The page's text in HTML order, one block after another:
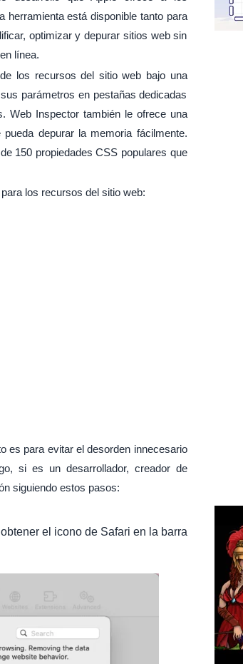
herramienta está disponible tanto para
optimizar y depurar sitios web sin
línea.
los recursos del sitio web bajo una
parámetros en pestañas dedicadas
Web Inspector también le ofrece una
depurar la memoria fácilmente.
150 propiedades CSS populares que
los recursos del sitio web:
es para evitar el desorden innecesario
si es un desarrollador, creador de
siguiendo estos pasos:
el icono de Safari en la barra